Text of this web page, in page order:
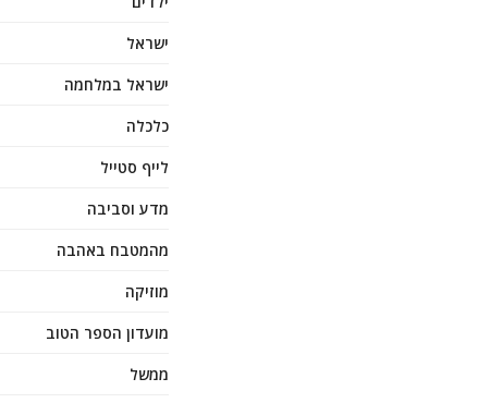
ישראל
ישראל במלחמה
כלכלה
לייף סטייל
מדע וסביבה
מהמטבח באהבה
מוזיקה
מועדון הספר הטוב
ממשל